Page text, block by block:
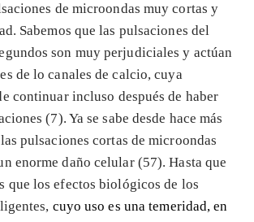
de microondas muy cortas y
Sabemos que las pulsaciones del
son muy perjudiciales y actúan
de lo canales de calcio, cuya
continuar incluso después de haber
(7). Ya se sabe desde hace más
pulsaciones cortas de microondas
enorme daño celular (57). Hasta que
que los efectos biológicos de los
cuyo uso es una temeridad, en